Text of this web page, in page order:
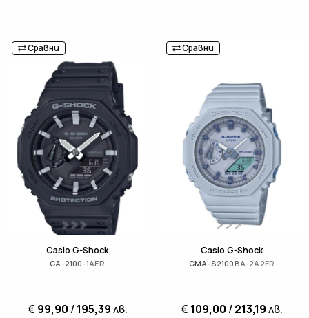
Сравни
Casio G-Shock
GA-2100-1AER
€ 99,90 /195,39лв.
Сравни
Casio G-Shock
GMA-S2100BA-2A2ER
€ 109,00 /213,19лв.